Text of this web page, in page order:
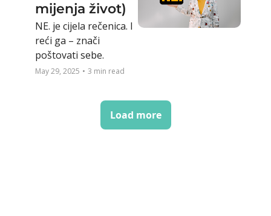
mijenja život)
NE. je cijela rečenica. I
reći ga – znači
poštovati sebe.
May 29, 2025 • 3 min read
Load more